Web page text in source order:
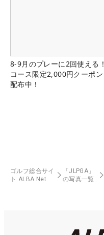
8-9月のプレーに2回使える！
コース限定2,000円クーポン
配布中！
ゴルフ総合サイ
ト ALBA Net
「JLPGA」
の写真一覧